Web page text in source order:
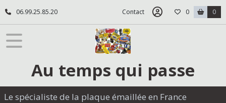
06.99.25.85.20 Contact 0 0
Au temps qui passe
Le spécialiste de la plaque émaillée en France